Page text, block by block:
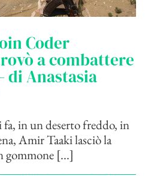
Coder
a combattere
di Anastasia
in un deserto freddo, in
Amir Taaki lasciò la
gommone [...]